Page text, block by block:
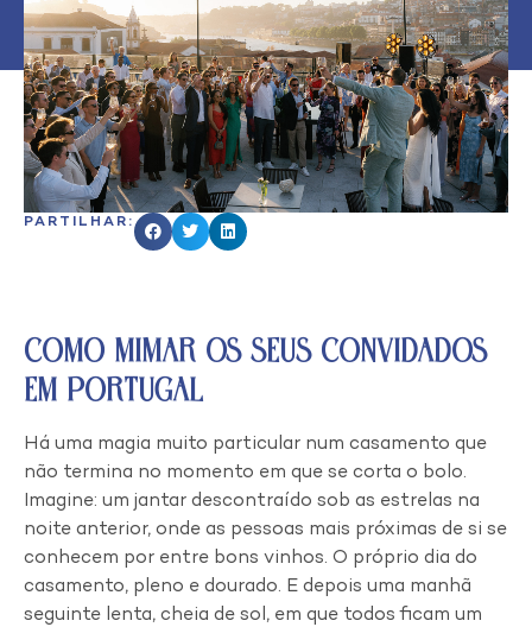
PARTILHAR:
Como Mimar os Seus Convidados
em Portugal
Há uma magia muito particular num casamento que
não termina no momento em que se corta o bolo.
Imagine: um jantar descontraído sob as estrelas na
noite anterior, onde as pessoas mais próximas de si se
conhecem por entre bons vinhos. O próprio dia do
casamento, pleno e dourado. E depois uma manhã
seguinte lenta, cheia de sol, em que todos ficam um